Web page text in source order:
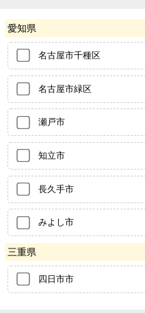
愛知県
名古屋市千種区
名古屋市緑区
瀬戸市
知立市
長久手市
みよし市
三重県
四日市市